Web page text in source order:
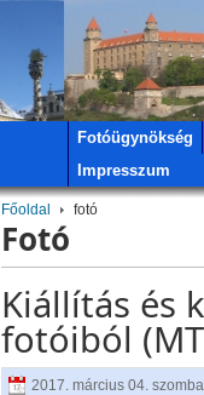
Fotóügynökség
Impresszum
Főoldal fotó
Fotó
Kiállítás és
fotóiból
2017. március 04.